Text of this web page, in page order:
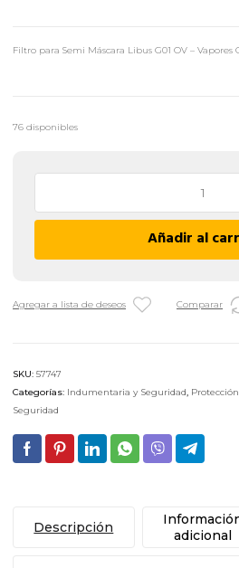
Filtro para Semi Máscara Libus G01 OV – Vapores
76 disponibles
Semi
Libus
OV
cantidad
Añadir al
Agregar a lista de deseos Comparar
SKU: 57747
Categorías: Indumentaria y Seguridad,
Seguridad
Descripción
adicional